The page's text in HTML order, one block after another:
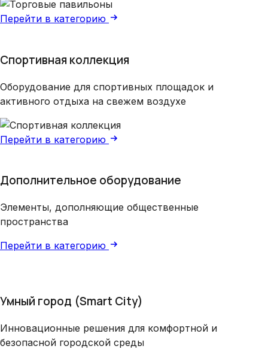
Перейти в категорию
Спортивная коллекция
Оборудование для спортивных площадок и
активного отдыха на свежем воздухе
Перейти в категорию
Дополнительное оборудование
Элементы, дополняющие общественные
пространства
Перейти в категорию
Умный город (Smart City)
Инновационные решения для комфортной и
безопасной городской среды